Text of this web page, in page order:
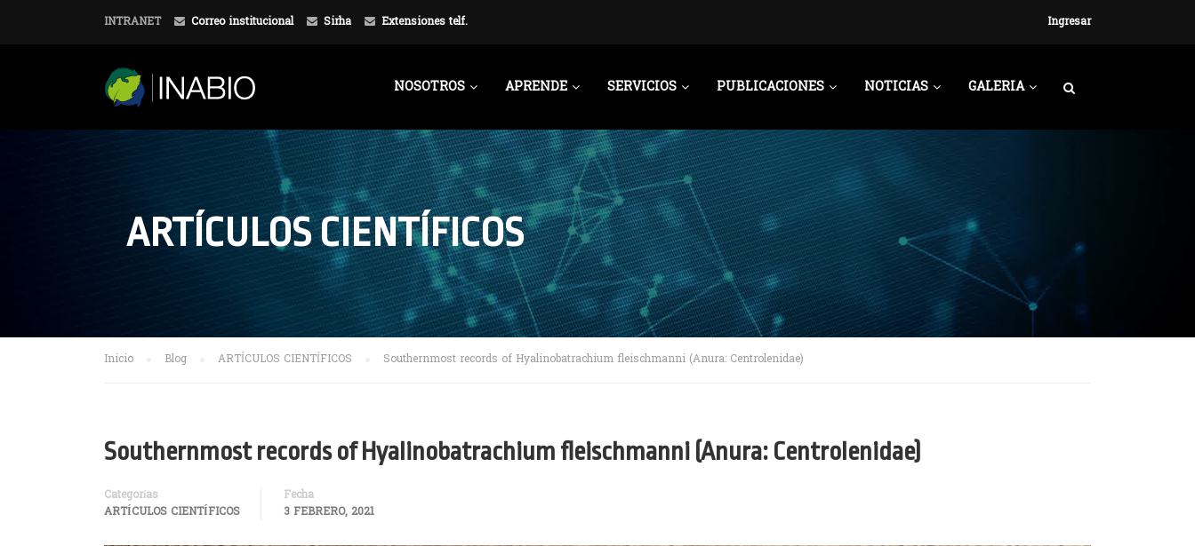
INTRANET Correo institucional Sirha Extensiones telf. Ingresar
NOSOTROS APRENDE SERVICIOS PUBLICACIONES NOTICIAS GALERIA
ARTÍCULOS CIENTÍFICOS
Inicio Blog ARTÍCULOS CIENTÍFICOS Southernmost records of Hyalinobatrachium fleischmanni (Anura: Centrolenidae)
Southernmost records of Hyalinobatrachium fleischmanni (Anura: Centrolenidae)
Categorías
ARTÍCULOS CIENTÍFICOS
Fecha
3 FEBRERO, 2021